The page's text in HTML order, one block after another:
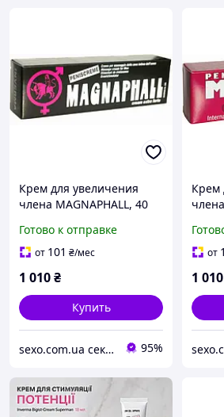
Крем для увеличения
члена MAGNAPHALL, 40
Готово к отправке
от 101 ₴/мес
1 010₴
Купить
sexo.com.ua секс-шоп интернет-магазин 95%
Крем
от
1 010